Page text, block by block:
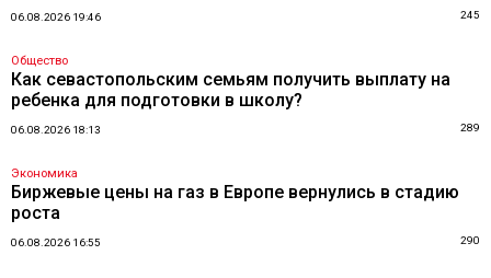
06.08.2026 19:46 245
Общество
Как севастопольским семьям получить выплату на
ребенка для подготовки в школу?
06.08.2026 18:13 289
Экономика
Биржевые цены на газ в Европе вернулись в стадию
роста
06.08.2026 16:55 290